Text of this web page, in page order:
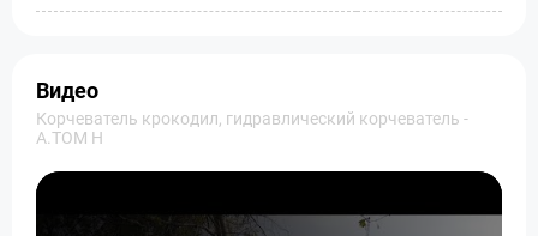
Видео
Корчеватель крокодил, гидравлический корчеватель -
A.TOM H